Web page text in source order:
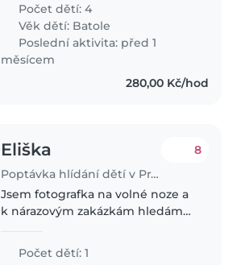
sons. I love my son and family
very much much.
Počet dětí: 4
Věk dětí: Batole
Poslední aktivita: před 1
měsícem
280,00 Kč/hod
Eliška
Poptávka hlídání dětí v Praha
8
Jsem fotografka na volné noze a
k nárazovým zakázkám hledám
který stále ještě rád spí po obědě
Počet dětí: 1